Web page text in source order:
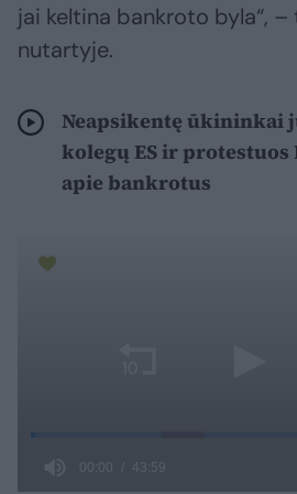
jai keltina bankroto byla“, –
nutartyje.
Neapsikentę ūkininkai
kolegų ES ir
apie bankrotus